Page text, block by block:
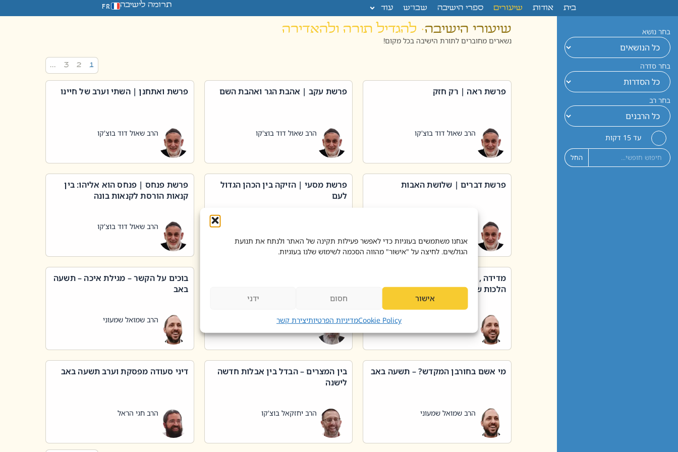
אנחנו משתמשים בעוגיות כדי לאפשר פעילות תקינה של האתר ולנתח את תנועת
הגולשים. לחיצה על "אישור" מהווה הסכמה לשימוש שלנו בעוגיות.
אישור חסום ידני
Cookie Policyמדיניות הפרטיותיצירת קשר
בית אודות שיעורים ספרי הישיבה שבו”ש עוד תרומה לישיבה FR
בחר נושא
בחר סדרה
בחר רב
עד 15 דקות
החל
שיעורי הישיבה· להגדיל תורה ולהאדירה
נשארים מחוברים לתורת הישיבה בכל מקום!
1
2
3
…
פרשת ראה | רק חזק
הרב שאול דוד בוצ'קו
פרשת עקב | אהבת הגר ואהבת השם
הרב שאול דוד בוצ'קו
פרשת ואתחנן | השתי וערב של חיינו
הרב שאול דוד בוצ'קו
פרשת דברים | שלושת האבות
פרשת מסעי | הזיקה בין הכהן הגדול
לעם
פרשת פנחס | פנחס הוא אליהו: בין
קנאות הורסת לקנאות בונה
הרב שאול דוד בוצ'קו
מדידה , קניה , שטיפת כלים בשבת –
הלכות שבת – סימן שכג
הרב יאיר בידני
בוכים על הקשר – מגילת איכה – תשעה
באב
הרב שמואל שמעוני
מי אשם בחורבן המקדש? – תשעה באב
הרב שמואל שמעוני
בין המצרים – הבדל בין אבלות חדשה
לישנה
הרב יחזקאל בוצ'קו
דיני סעודה מפסקת וערב תשעה באב
הרב חגי הראל